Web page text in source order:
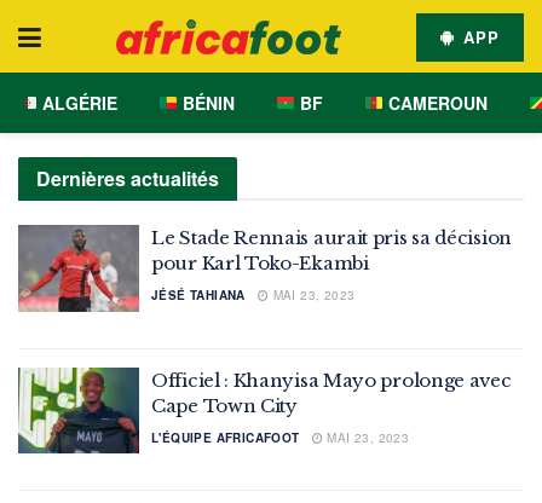
APP
ALGÉRIE BÉNIN BF CAMEROUN
Dernières actualités
Le Stade Rennais aurait pris sa décision
pour Karl Toko-Ekambi
JÉSÉ TAHIANA MAI 23, 2023
Officiel : Khanyisa Mayo prolonge avec
Cape Town City
L'ÉQUIPE AFRICAFOOT MAI 23, 2023